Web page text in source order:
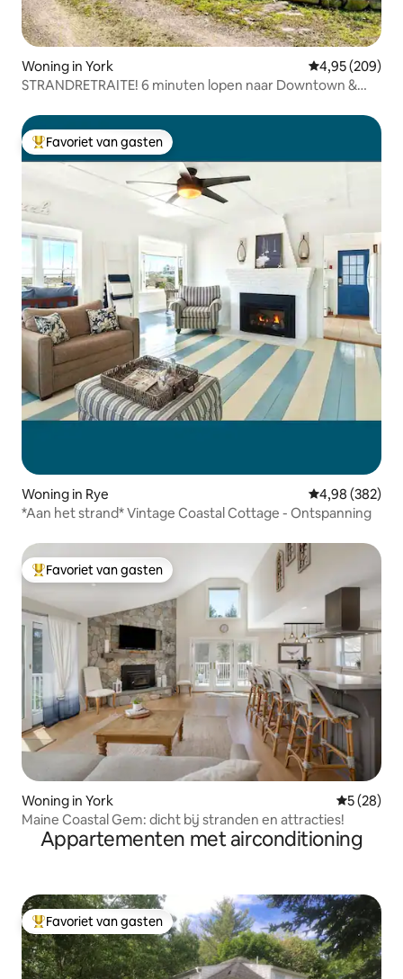
Woning in York Gemiddelde
4,95 (209)
STRANDRETRAITE! 6 minuten lopen naar Downtown &
Topfavoriet van gasten
Favoriet van gasten
Woning in Rye Gemiddelde
4,98 (382)
*Aan het strand* Vintage Coastal Cottage - Ontspanning
Topfavoriet van gasten
Favoriet van gasten
Woning in York
5 (28)
Maine Coastal Gem: dicht bij stranden en attracties!
Appartementen met airconditioning
Topfavoriet van gasten
Favoriet van gasten